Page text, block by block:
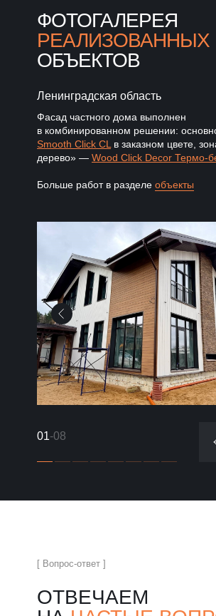
ФОТОГАЛЕРЕЯ
РЕАЛИЗОВАННЫХ
ОБЪЕКТОВ
Фасад частного дома выполнен
в комбинированном решении:
Smooth Click CL в заказном цвете,
дерево» — Wood Click Decor Термо-
Больше работ в разделе объекты
Ленинградская область
01-08
ОТВЕЧАЕМ
[ Вопрос-ответ ]